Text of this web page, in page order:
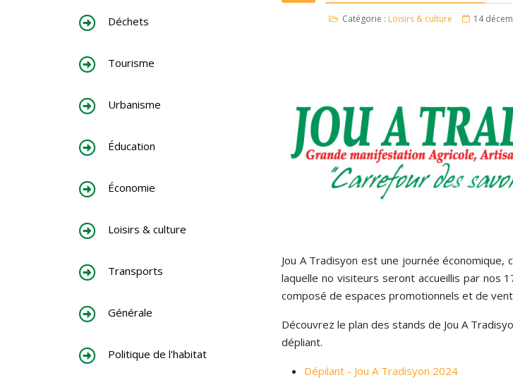
Déchets
Tourisme
Urbanisme
Éducation
Économie
Loisirs & culture
Transports
Générale
Politique de l'habitat
Catégorie : Loisirs & culture 14
Jou A Tradisyon est une journée
laquelle no visiteurs seront accueillis par nos
composé de espaces promotionnels et de
Découvrez le plan des stands de Jou A
dépliant.
Dépilant - Jou A Tradisyon 2024